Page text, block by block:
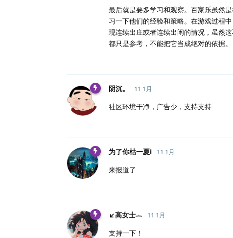
最后就是要多学习和观察。百家乐虽然
习一下他们的经验和策略。在游戏过程
现连续出庄或者连续出闲的情况，虽然
都只是参考，不能把它当成绝对的依据。
阴沉。 11 1月
社区环境干净，广告少，支持支持
为了你枯一夏i 11 1月
来报道了
↙高女士︷ 11 1月
支持一下！